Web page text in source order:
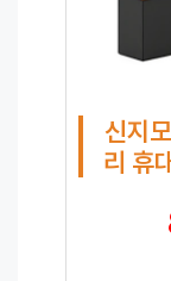
신지
리 휴